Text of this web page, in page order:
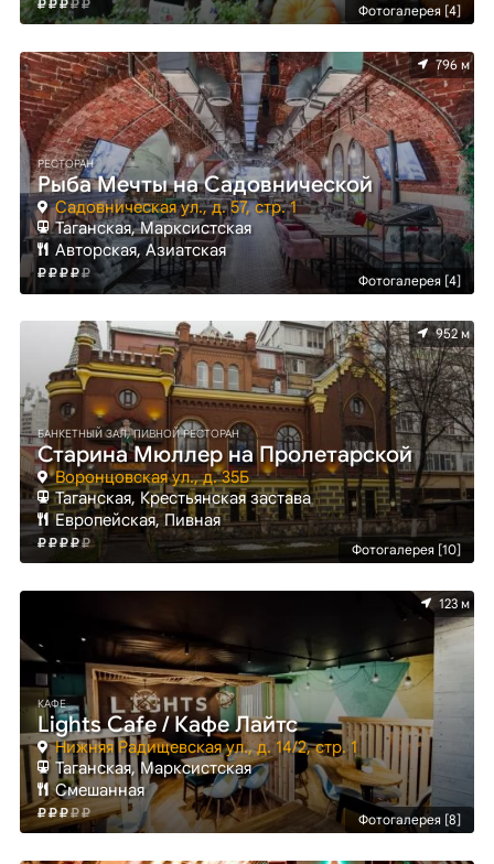
Фотогалерея [4]
Фотогалерея [4]
796 м
РЕСТОРАН
Рыба Мечты на Садовнической
Садовническая ул., д. 57, стр. 1
Таганская, Марксистская
Авторская, Азиатская
Фотогалерея [10]
952 м
БАНКЕТНЫЙ ЗАЛ, ПИВНОЙ РЕСТОРАН
Старина Мюллер на Пролетарской
Воронцовская ул., д. 35Б
Таганская, Крестьянская застава
Европейская, Пивная
Фотогалерея [8]
123 м
КАФЕ
Lights Cafe / Кафе Лайтс
Нижняя Радищевская ул., д. 14/2, стр. 1
Таганская, Марксистская
Смешанная